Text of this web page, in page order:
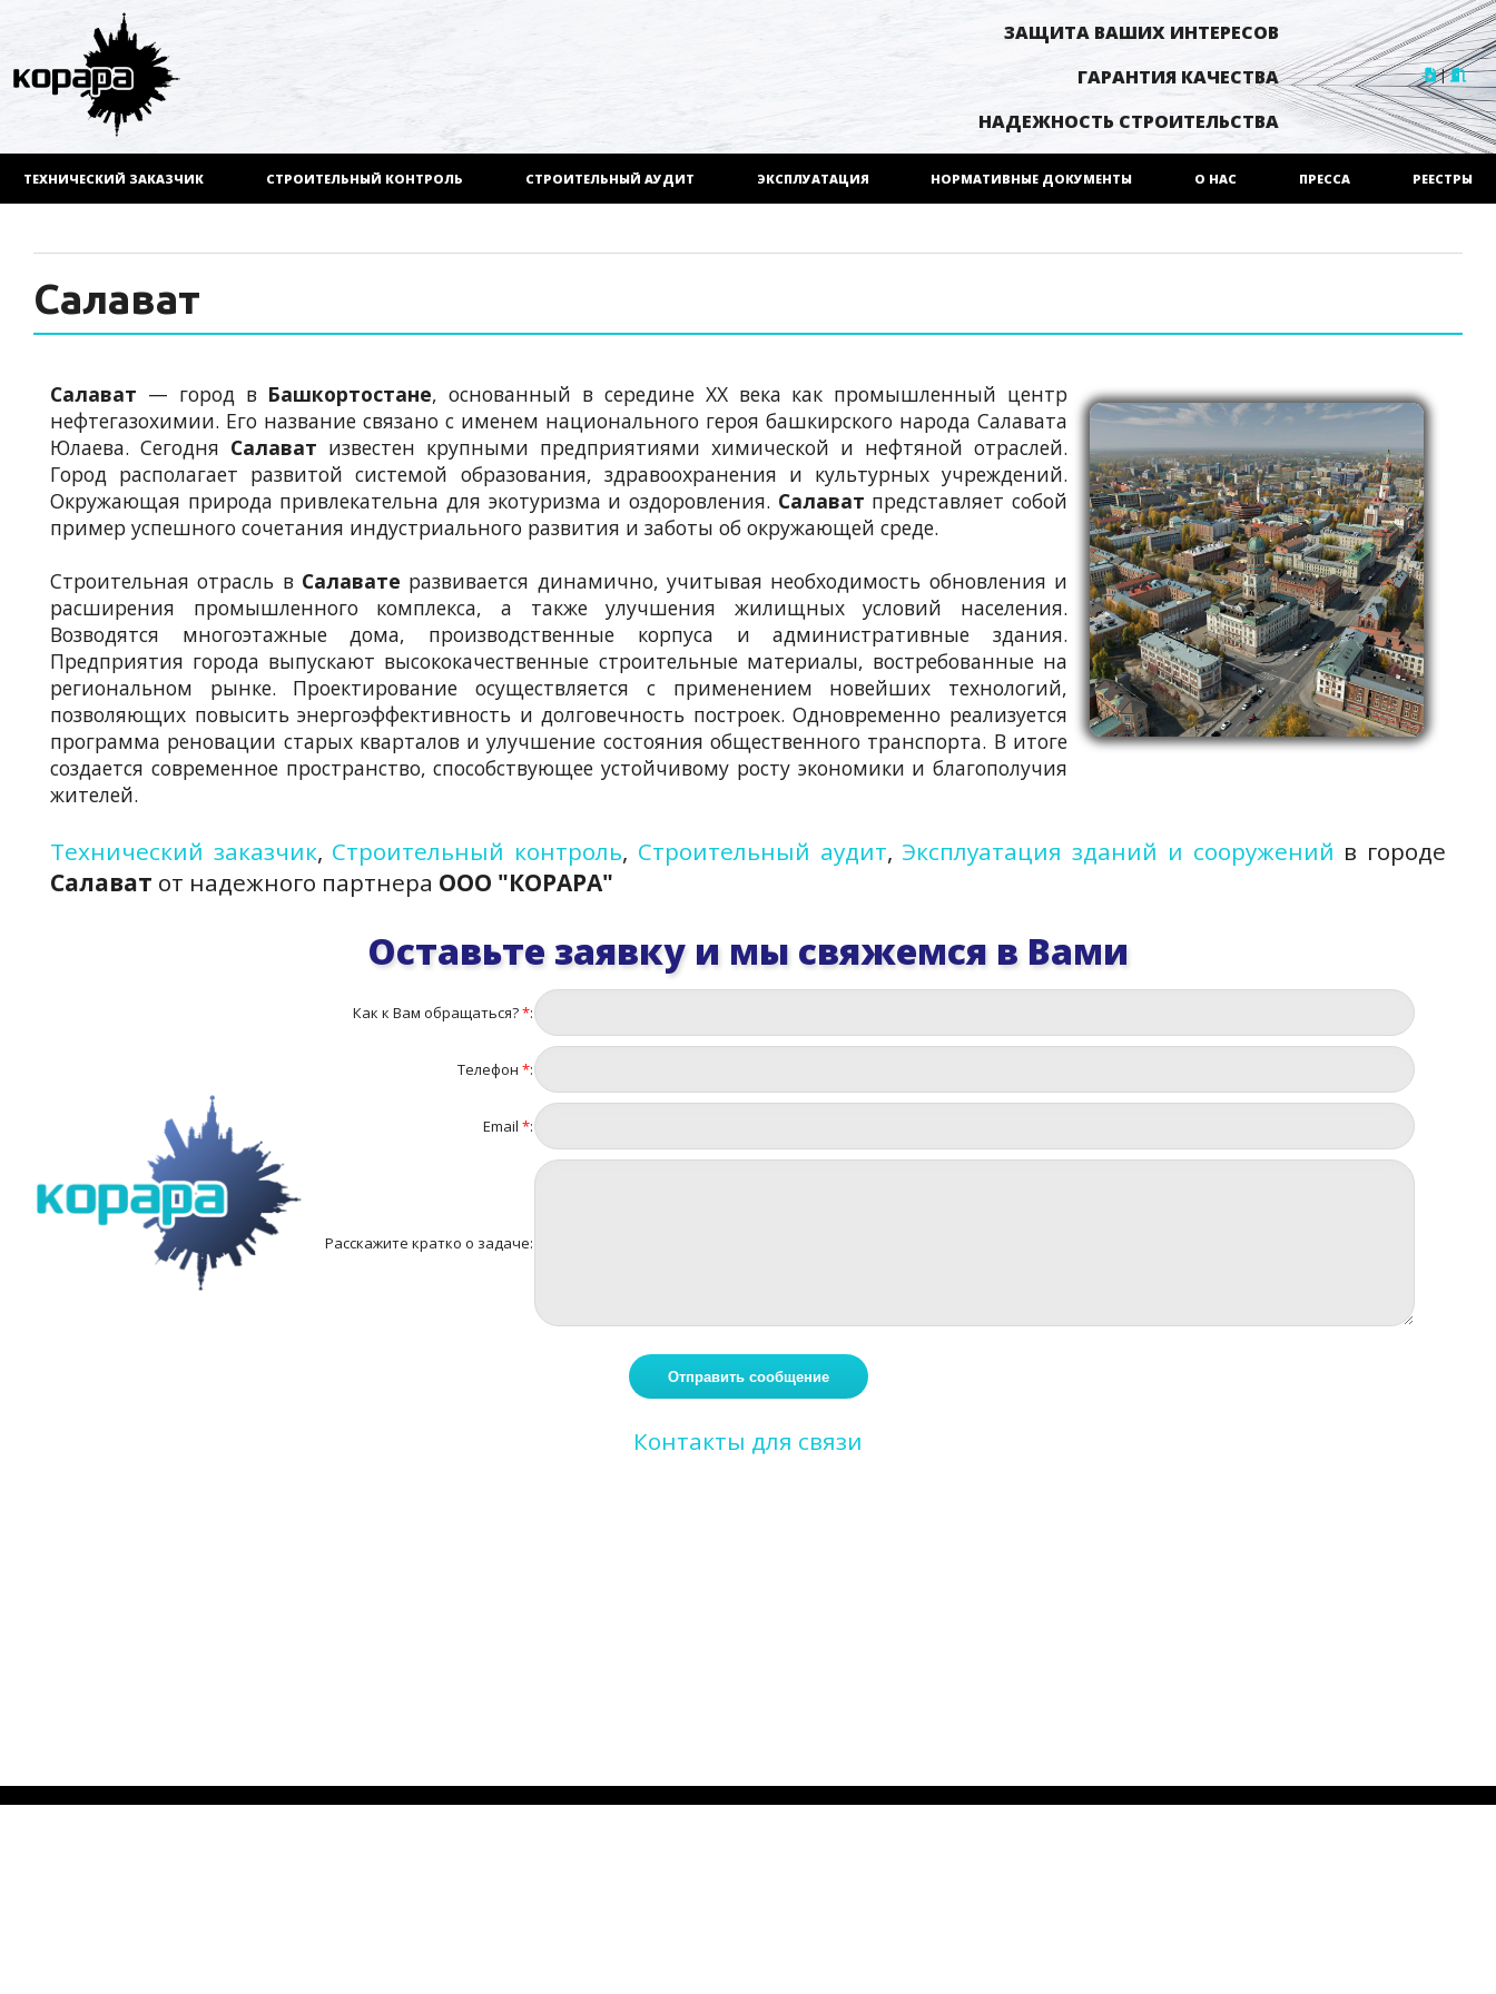
ЗАЩИТА ВАШИХ ИНТЕРЕСОВ
ГАРАНТИЯ КАЧЕСТВА
НАДЕЖНОСТЬ СТРОИТЕЛЬСТВА
|
ТЕХНИЧЕСКИЙ ЗАКАЗЧИК СТРОИТЕЛЬНЫЙ КОНТРОЛЬ СТРОИТЕЛЬНЫЙ АУДИТ ЭКСПЛУАТАЦИЯ НОРМАТИВНЫЕ ДОКУМЕНТЫ О НАС ПРЕССА РЕЕСТРЫ
Салават
Салават — город в Башкортостане, основанный в середине XX века как промышленный центр
нефтегазохимии. Его название связано с именем национального героя башкирского народа Салавата
Юлаева. Сегодня Салават известен крупными предприятиями химической и нефтяной отраслей.
Город располагает развитой системой образования, здравоохранения и культурных учреждений.
Окружающая природа привлекательна для экотуризма и оздоровления. Салават представляет собой
пример успешного сочетания индустриального развития и заботы об окружающей среде.
Строительная отрасль в Салавате развивается динамично, учитывая необходимость обновления и
расширения промышленного комплекса, а также улучшения жилищных условий населения.
Возводятся многоэтажные дома, производственные корпуса и административные здания.
Предприятия города выпускают высококачественные строительные материалы, востребованные на
региональном рынке. Проектирование осуществляется с применением новейших технологий,
позволяющих повысить энергоэффективность и долговечность построек. Одновременно реализуется
программа реновации старых кварталов и улучшение состояния общественного транспорта. В итоге
создается современное пространство, способствующее устойчивому росту экономики и благополучия
жителей.
Технический заказчик, Строительный контроль, Строительный аудит, Эксплуатация зданий и сооружений в городе
Салават от надежного партнера ООО "КОРАРА"
Оставьте заявку и мы свяжемся в Вами
Как к Вам обращаться?*:
Телефон *:
Email *:
Расскажите кратко о задаче:
Контакты для связи